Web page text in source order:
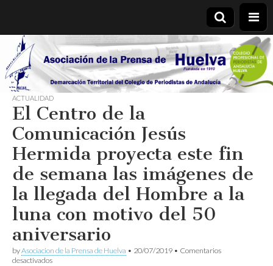
Asociación
de la
Prensa de
Huelva
ACTUALIDAD
El Centro de la
Comunicación Jesús
Hermida proyecta este fin
de semana las imágenes de
la llegada del Hombre a la
luna con motivo del 50
aniversario
byAsociacion de la Prensa de Huelva • 20/07/2019 • Comentarios
desactivadosen